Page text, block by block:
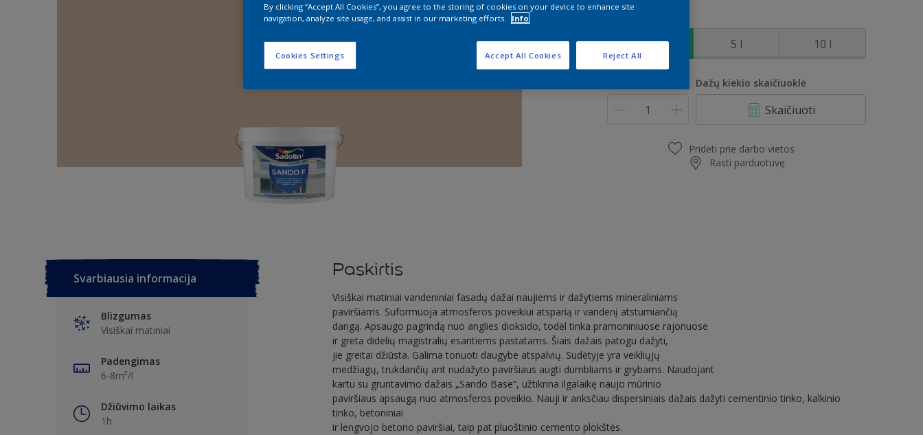
1 l 5 l 10 l
Dažų kiekio skaičiuoklė
Skaičiuoti
Pridėti prie darbo vietos
Rasti parduotuvę
Svarbiausia informacija
Blizgumas
Visiškai matiniai
Padengimas
6-8m²/l
Džiūvimo laikas
1h
Paskirtis
Visiškai matiniai vandeniniai fasadų dažai naujiems ir dažytiems mineraliniams
paviršiams. Suformuoja atmosferos poveikiui atsparią ir vandenį atstumiančią
dangą. Apsaugo pagrindą nuo anglies dioksido, todėl tinka pramoniniuose rajonuose
ir greta didelių magistralių esantiems pastatams. Šiais dažais patogu dažyti,
jie greitai džiūsta. Galima tonuoti daugybe atspalvių. Sudėtyje yra veikliųjų
medžiagų, trukdančių ant nudažyto paviršiaus augti dumbliams ir grybams. Naudojant
kartu su gruntavimo dažais „Sando Base“, užtikrina ilgalaikę naujo mūrinio
paviršiaus apsaugą nuo atmosferos poveikio. Nauji ir anksčiau dispersiniais dažais dažyti cementinio tinko, kalkinio
tinko, betoniniai
ir lengvojo betono paviršiai, taip pat pluoštinio cemento plokštės.
By clicking “Accept All Cookies”, you agree to the storing of cookies on your device to enhance site
navigation, analyze site usage, and assist in our marketing efforts.
Info
Cookies Settings Reject All
Accept All Cookies